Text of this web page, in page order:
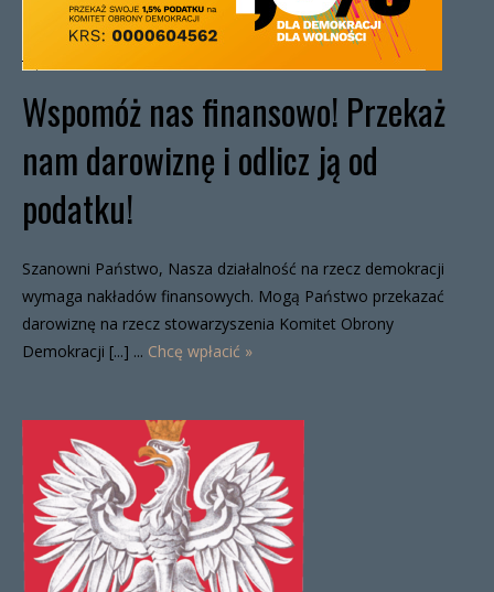
Wspomóż nas finansowo! Przekaż
nam darowiznę i odlicz ją od
podatku!
Szanowni Państwo, Nasza działalność na rzecz demokracji
wymaga nakładów finansowych. Mogą Państwo przekazać
darowiznę na rzecz stowarzyszenia Komitet Obrony
Demokracji [...] ... Chcę wpłacić »